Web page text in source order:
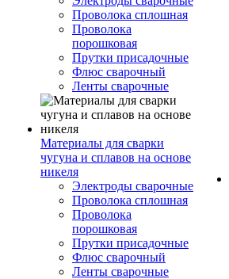
Проволока сплошная
Проволока
порошковая
Прутки присадочные
Флюс сварочный
Ленты сварочные
Материалы для сварки
чугуна и сплавов на основе
никеля
Электроды сварочные
Проволока сплошная
Проволока
порошковая
Прутки присадочные
Флюс сварочный
Ленты сварочные